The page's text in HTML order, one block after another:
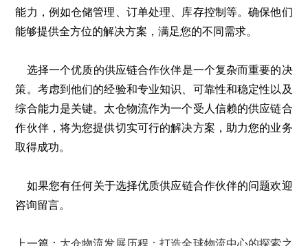
能力，例如仓储管理、订单处理、库存控制等。确保他们
能够提供全方位的解决方案，满足您的不同需求。
选择一个优质的供应链合作伙伴是一个复杂而重要的决
策。考虑到他们的经验和专业知识、可靠性和稳定性以及
综合能力是关键。太仓物流作为一个受人信赖的供应链合
作伙伴，将为您提供切实可行的解决方案，助力您的业务
取得成功。
如果您有任何关于选择优质供应链合作伙伴的问题欢迎
咨询留言。